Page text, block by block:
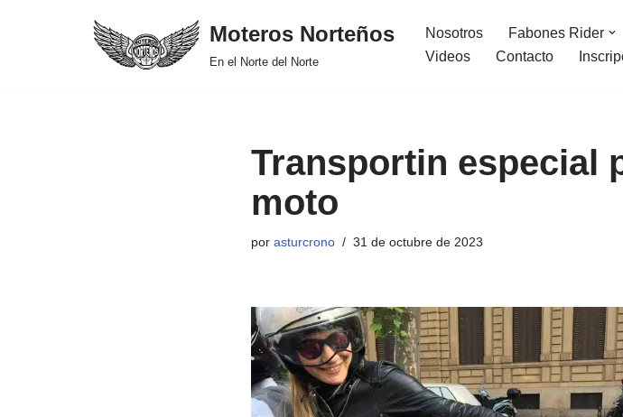
Moteros Norteños
En el Norte del Norte
Nosotros Fabones Rider
Videos
Contacto
Transportin especial
moto
por asturcrono 31 de octubre de 2023